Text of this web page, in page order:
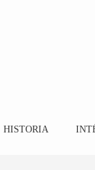
HISTORIA